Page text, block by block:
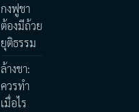
กงฟูชา
ต้องมีถ้วย
ยุติธรรม
ล้างชา:
ควรทำ
เมื่อไร